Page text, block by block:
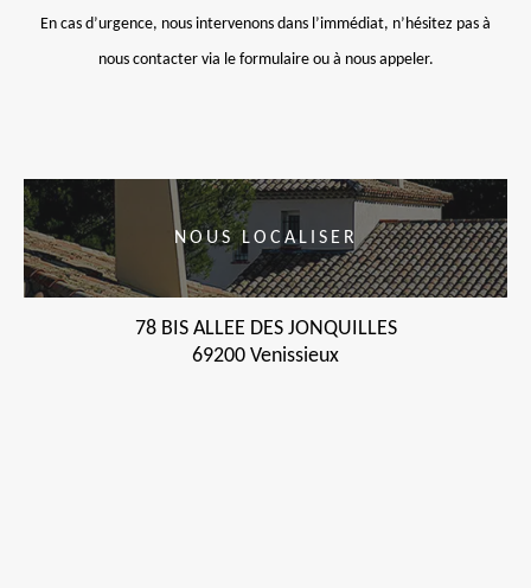
En cas d’urgence, nous intervenons dans l’immédiat, n’hésitez pas à
nous contacter via le formulaire ou à nous appeler.
NOUS LOCALISER
78 BIS ALLEE DES JONQUILLES
69200 Venissieux